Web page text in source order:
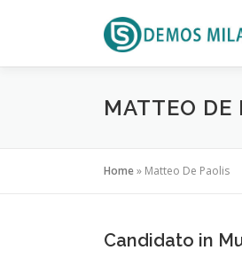
MATTEO DE
Home» Matteo De Paolis
Candidato in